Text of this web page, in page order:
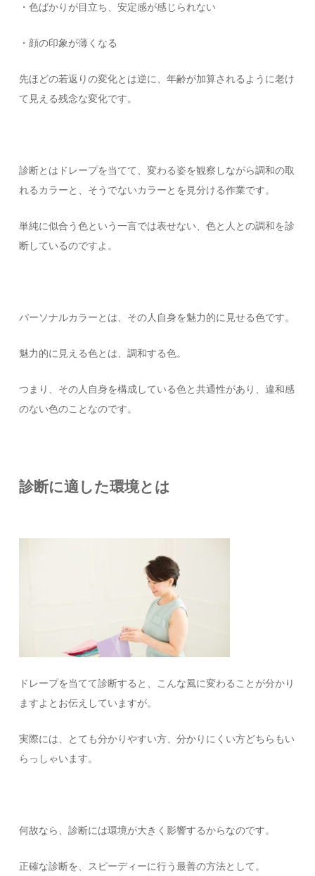
・色ばかりが目立ち、安定感が感じられない
・顔の印象が薄くなる
先ほどの若返りの変化とは逆に、年齢が加算されるように老け
て見える残念な変化です。
診断とはドレープを当てて、変わる姿を観察しながら調和の取
れるカラーと、そうでないカラーとを見分ける作業です。
単純に似合う色という一言では表せない、色と人との調和を診
断しているのですよ。
パーソナルカラーとは、その人自身を魅力的に見せる色です。
魅力的に見える色とは、調和する色。
つまり、その人自身を構成している色と共通性があり、違和感
のない色のことなのです。
診断に適した環境とは
ドレープを当てて診断すると、こんな風に変わることが分かり
ますよとお伝えしていますが。
実際には、とても分かりやすい方、分かりにくい方どちらもい
らっしゃいます。
何故なら、診断には環境が大きく影響するからなのです。
正確な診断を、スピーディーに行う最善の方法として。